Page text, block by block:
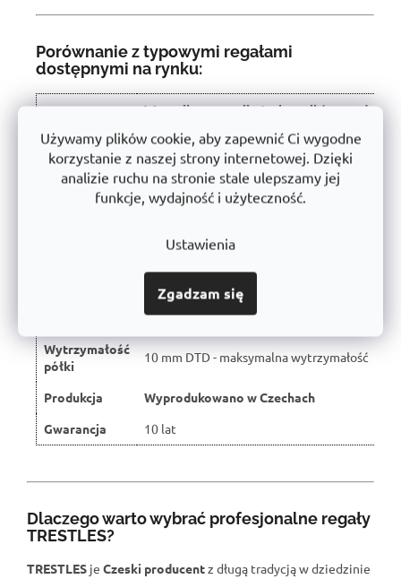
Używamy plików cookie, aby zapewnić Ci wygodne
korzystanie z naszej strony internetowej. Dzięki
analizie ruchu na stronie stale ulepszamy jej
funkcje, wydajność i użyteczność.
Ustawienia
Zgadzam się
Porównanie z typowymi regałami
dostępnymi na rynku:
W wyniku recenzji użytkowników produkt
Nośność półki
450 kg
Instalacja
Bezśrubowe - łatwe
Powłoka proszkowa (antykorozyjna)
Wytrzymałość
półki
10 mm DTD - maksymalna wytrzymałość
Produkcja
Wyprodukowano w Czechach
Gwarancja
10 lat
Dlaczego warto wybrać profesjonalne regały
TRESTLES?
TRESTLES je Czeski producentz długą tradycją w dziedzinie